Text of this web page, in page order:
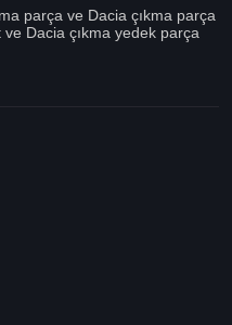
parça ve Dacia çıkma parça
ve Dacia çıkma yedek parça